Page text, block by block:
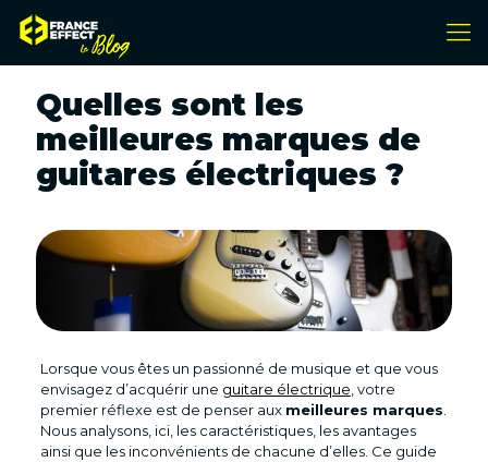
Quelles sont les
meilleures marques de
guitares électriques ?
Lorsque vous êtes un passionné de musique et que vous
envisagez d’acquérir une guitare électrique , votre
premier réflexe est de penser aux meilleures marques
Nous analysons, ici, les caractéristiques, les avantages
ainsi que les inconvénients de chacune d’elles. Ce guide